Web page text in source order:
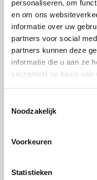
personaliseren, om
en om ons
informatie over uw
partners voor social
partners kunnen deze
informatie die u aan ze
verzameld op basis van
Noodzakelijk
Voorkeuren
Statistieken